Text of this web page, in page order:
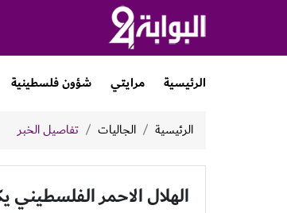
الرئيسية مرايتي شؤون فلسطينية
الرئيسية الجاليات تفاصيل الخبر
الهلال الاحمر الفلسطيني